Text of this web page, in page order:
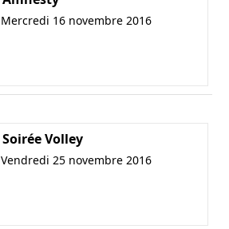
Mercredi 16 novembre 2016
Soirée Volley
Vendredi 25 novembre 2016